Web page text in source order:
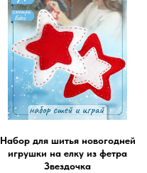
Набор для шитья новогодней
игрушки на елку из фетра
Звездочка